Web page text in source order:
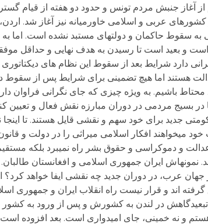
از آغاز جنبش مردم تونس و حدود دو هفته از قیام
کشورهای عربی و اسلامی خاورمیانه نیز آغاز شد.
به سقوط حاکمان و دولت­های مستبد نشده است. اما
و بعید است تا رسیدن به هدف نهایی و حداقل
دارد شرایط بعد از سقوط این نظام های
محتاط باشیم. به ویژه چیزی که جای نگرانی فراوان
در بسیج مردمی در دوران مبارزه نقش فعال و تعیین
جدید برای خود سهم و نقشی قایل هستند. تا
خود می­خواهند افکار اسلامی میراثی را در دولت و
عدالت و دموکراسی و حقوق بشر راه نمی­برد بلکه
نمونه­اش ایران جمهوری اسلامی و افغانستان
عرب، در دوران جدید چه نقشی ایفا خواهد کرد؟
اند و قرار نیست راه انقلاب ایران و جمهوری
در لندن به کشورش و پس از ورود به کشور
و نه خمینی، جای امیدواری است. بعد افزوده